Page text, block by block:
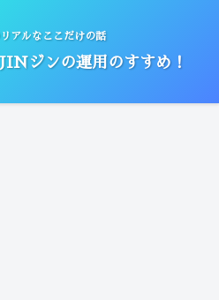
アルなここだけの話
ジンの運用のすすめ！